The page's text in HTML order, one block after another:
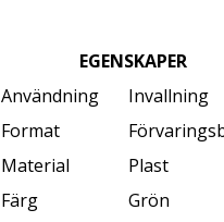
EGENSKAPER
Användning
Invallning
Format
Material
Plast
Färg
Grön